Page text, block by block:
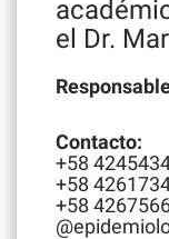
el Dr.
Contacto:
+58
+58
+58